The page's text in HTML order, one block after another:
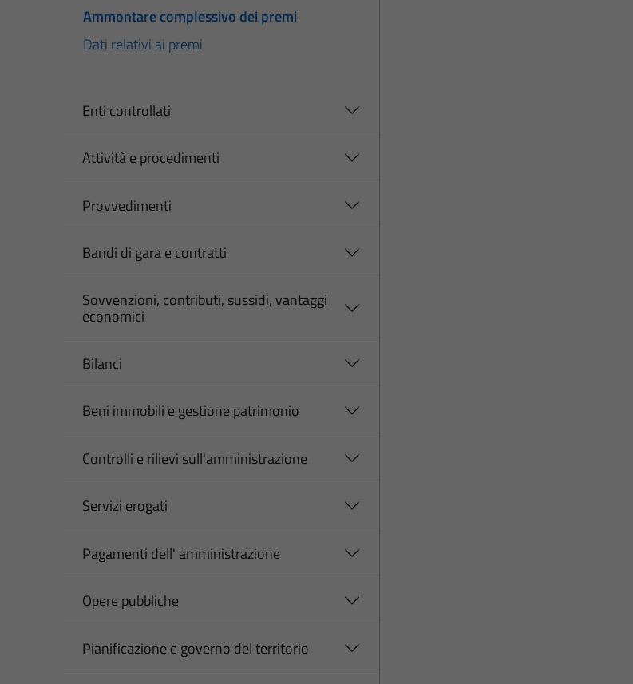
Ammontare complessivo dei premi
Dati relativi ai premi
Enti controllati
Attività e procedimenti
Provvedimenti
Bandi di gara e contratti
Sovvenzioni, contributi, sussidi, vantaggi
economici
Bilanci
Beni immobili e gestione patrimonio
Controlli e rilievi sull'amministrazione
Servizi erogati
Pagamenti dell' amministrazione
Opere pubbliche
Pianificazione e governo del territorio